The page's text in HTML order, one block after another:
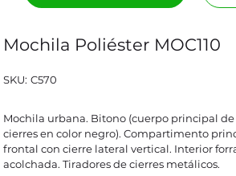
Mochila Poliéster MOC110
SKU: SKU
C570
C570
Mochila urbana. Bitono (cuerpo principal de
cierres en color negro). Compartimento
frontal con cierre lateral vertical. Interior
acolchada. Tiradores de cierres metálicos.